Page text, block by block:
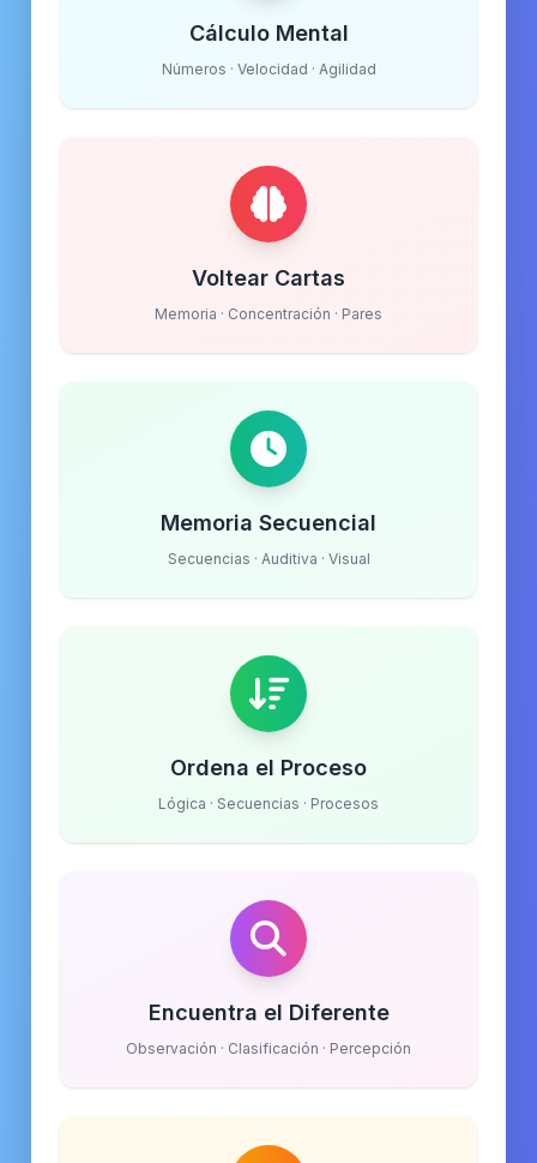
Cálculo Mental
Números · Velocidad · Agilidad
Voltear Cartas
Memoria · Concentración · Pares
Memoria Secuencial
Secuencias · Auditiva · Visual
Ordena el Proceso
Lógica · Secuencias · Procesos
Encuentra el Diferente
Observación · Clasificación · Percepción